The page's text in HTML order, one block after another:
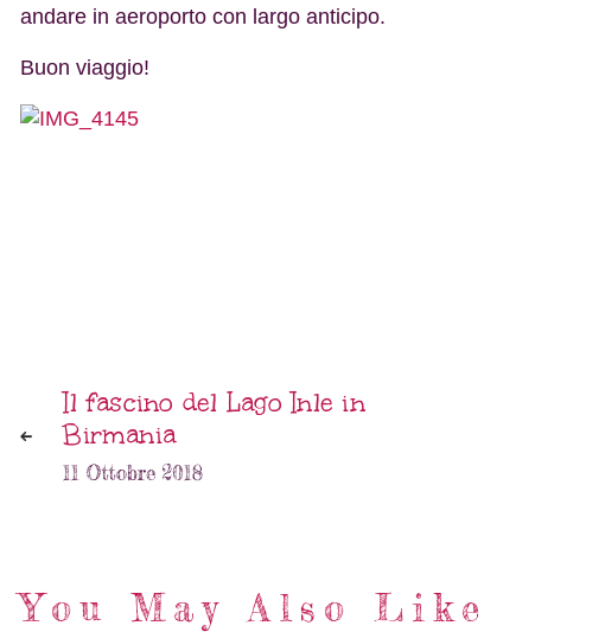
andare in aeroporto con largo anticipo.
Buon viaggio!
Il fascino del Lago Inle in
Birmania
11 Ottobre 2018
You May Also Like